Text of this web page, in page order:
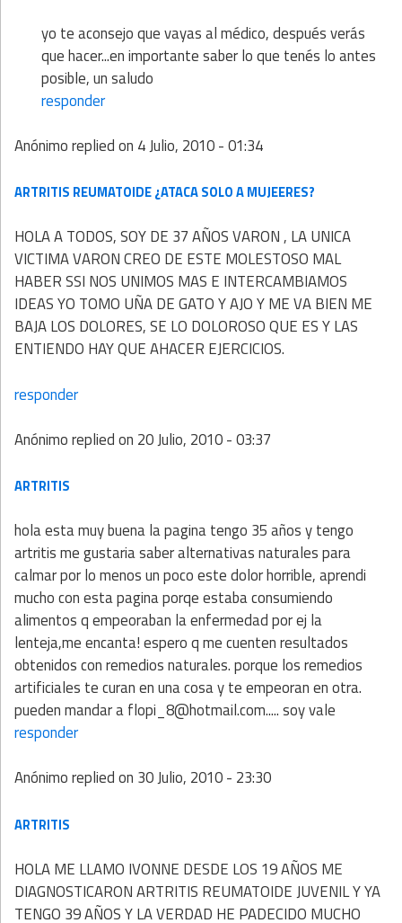
yo te aconsejo que vayas al médico, después verás
que hacer...en importante saber lo que tenés lo antes
posible, un saludo
responder
Anónimoreplied on 4 Julio, 2010 - 01:34
ARTRITIS REUMATOIDE ¿ATACA SOLO A MUJEERES?
HOLA A TODOS, SOY DE 37 AÑOS VARON , LA UNICA
VICTIMA VARON CREO DE ESTE MOLESTOSO MAL
HABER SSI NOS UNIMOS MAS E INTERCAMBIAMOS
IDEAS YO TOMO UÑA DE GATO Y AJO Y ME VA BIEN ME
BAJA LOS DOLORES, SE LO DOLOROSO QUE ES Y LAS
ENTIENDO HAY QUE AHACER EJERCICIOS.
responder
Anónimoreplied on 20 Julio, 2010 - 03:37
ARTRITIS
hola esta muy buena la pagina tengo 35 años y tengo
artritis me gustaria saber alternativas naturales para
calmar por lo menos un poco este dolor horrible, aprendi
mucho con esta pagina porqe estaba consumiendo
alimentos q empeoraban la enfermedad por ej la
lenteja,me encanta! espero q me cuenten resultados
obtenidos con remedios naturales. porque los remedios
artificiales te curan en una cosa y te empeoran en otra.
pueden mandar a flopi_8@hotmail.com..... soy vale
responder
Anónimoreplied on 30 Julio, 2010 - 23:30
ARTRITIS
HOLA ME LLAMO IVONNE DESDE LOS 19 AÑOS ME
DIAGNOSTICARON ARTRITIS REUMATOIDE JUVENIL Y YA
TENGO 39 AÑOS Y LA VERDAD HE PADECIDO MUCHO